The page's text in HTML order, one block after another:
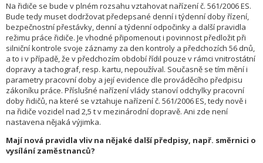
Na řidiče se bude v plném rozsahu vztahovat nařízení č. 561/2006 ES.
Bude tedy muset dodržovat předepsané denní i týdenní doby řízení,
bezpečnostní přestávky, denní a týdenní odpočinky a další pravidla
režimu práce řidiče. Je vhodné připomenout i povinnost předložit při
silniční kontrole svoje záznamy za den kontroly a předchozích 56 dnů,
a to i v případě, že v předchozím období řídil pouze v rámci vnitrostátní
dopravy a tachograf, resp. kartu, nepoužíval. Současně se tím mění i
parametry pracovní doby a její evidence dle prováděcího předpisu
zákoníku práce. Příslušné nařízení vlády stanoví odchylky pracovní
doby řidičů, na které se vztahuje nařízení č. 561/2006 ES, tedy nově i
na řidiče vozidel nad 2,5 t v mezinárodní dopravě. Ani zde není
nastavena nějaká výjimka.
Mají nová pravidla vliv na nějaké další předpisy, např. směrnici o
vysílání zaměstnanců?